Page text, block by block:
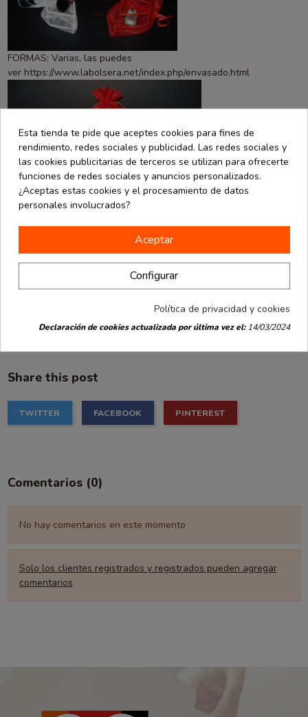
FORMAS: Varias, las puedes
ver https://www.labolsera.net/index.php/envasado.html
Y aún tenemos medidas desde muy pequeñitas hasta las más
grandes, si no encuentras la medida o el color, podrás solicitarlas,
tardarán un poco pero las tendrás seguro.
En nuestra página Webhttps://www.labolsera.net/se venden por
cantidad, pero si vas a nuestras tiendas las puedes conseguir por
Share this post
TWITTER FACEBOOK PINTEREST
Comentarios (0)
No hay comentarios en este momento
Solo los clientes registrados y registrados pueden agregar
comentarios
Esta tienda te pide que aceptes cookies para fines de
rendimiento, redes sociales y publicidad. Las redes sociales y
las cookies publicitarias de terceros se utilizan para ofrecerte
funciones de redes sociales y anuncios personalizados.
¿Aceptas estas cookies y el procesamiento de datos
personales involucrados?
Aceptar
Configurar
Política de privacidad y cookies
Declaración de cookies actualizada por última vez el:14/03/2024